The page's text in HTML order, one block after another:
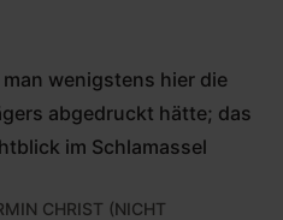
wenigstens hier die
abgedruckt hätte; das
im Schlamassel
CHRIST (NICHT